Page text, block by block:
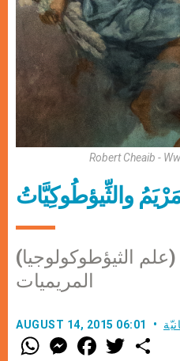
Robert Cheaib -
مَرْيَمُ والثِّيؤطُوكِيَّاتُ
(علم الثيؤطوكولوجيا) θεοτόκολόγια
المريميات
AUGUST 14, 2015 06:01
W
h
M
e
F
a w